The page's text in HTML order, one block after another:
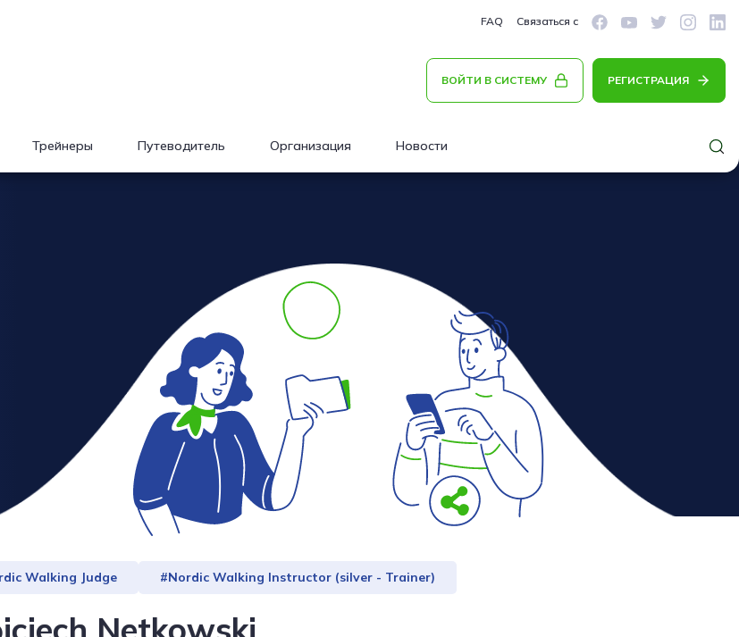
FAQ Связаться с
ВОЙТИ В СИСТЕМУ РЕГИСТРАЦИЯ
Трейнеры Путеводитель Организация Новости
Walking Judge #Nordic Walking Instructor (silver - Trainer)